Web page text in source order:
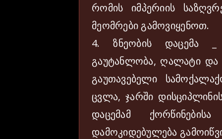
რომის იმპერიის
მეომრები გამოვიყენოთ.
4. ზნეობის დაცემა _
გაუტანლობა, ღალატი და
გაუთავებელი
ცვლა, ჯარში
დაცემამ
დამოკიდებულება